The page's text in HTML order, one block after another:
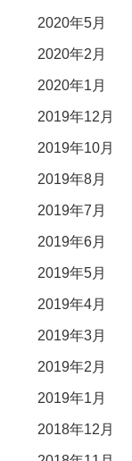
2020年5月
2020年2月
2020年1月
2019年12月
2019年10月
2019年8月
2019年7月
2019年6月
2019年5月
2019年4月
2019年3月
2019年2月
2019年1月
2018年12月